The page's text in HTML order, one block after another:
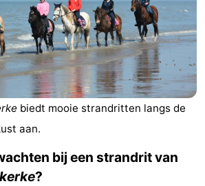
biedt mooie strandritten langs de
aan.
bij een strandrit van
?